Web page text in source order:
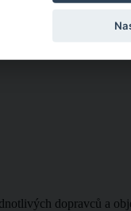
dopravců a